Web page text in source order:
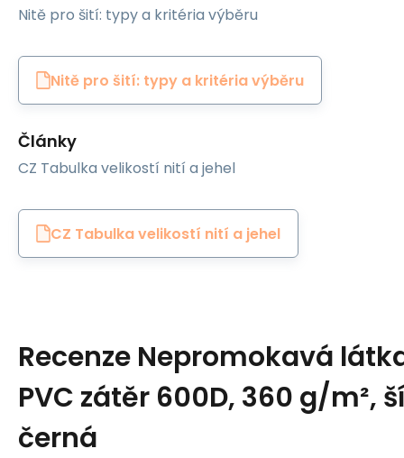
Nitě pro šití: typy a kritéria výběru
Nitě pro šití: typy a kritéria výběru
Články
CZ Tabulka velikostí nití a jehel
CZ Tabulka velikostí nití a jehel
Recenze Nepromokavá
PVC zátěr 600D, 360 g/m²,
černá